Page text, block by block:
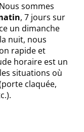
sommes
, 7 jours sur
un dimanche
nuit, nous
rapide et
horaire est un
situations où
claquée,